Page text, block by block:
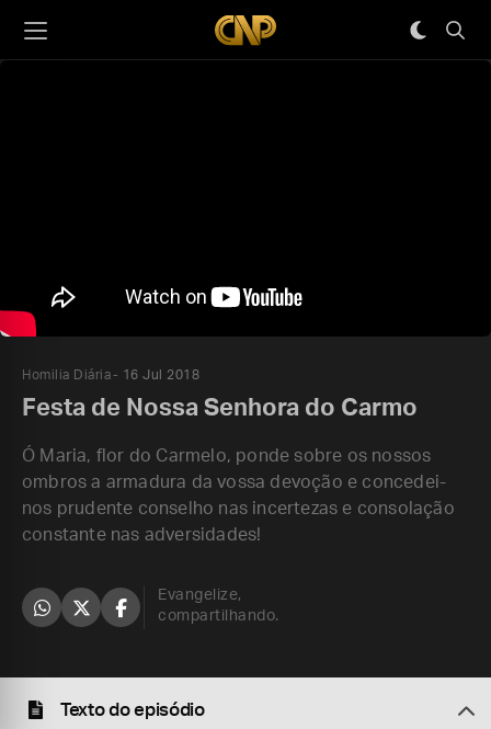
Homilia Diária 16 Jul 2018
Festa de Nossa Senhora do Carmo
Ó Maria, flor do Carmelo, ponde sobre os nossos
ombros a armadura da vossa devoção e concedei-
nos prudente conselho nas incertezas e consolação
constante nas adversidades!
Evangelize,
compartilhando.
Texto do episódio